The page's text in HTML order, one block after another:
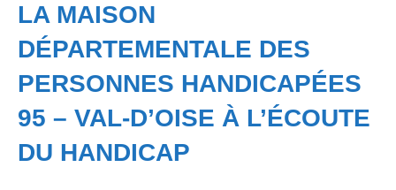
LA MAISON
DÉPARTEMENTALE DES
PERSONNES HANDICAPÉES
95 – VAL-D’OISE À L’ÉCOUTE
DU HANDICAP